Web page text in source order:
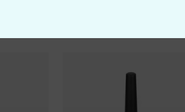
Zubehör &